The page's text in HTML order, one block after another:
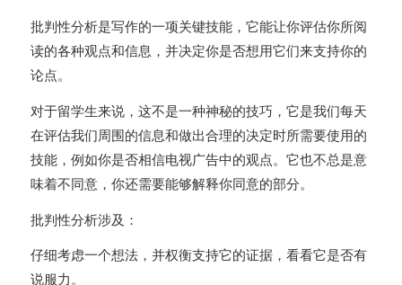
批判性分析是写作的一项关键技能，它能让你评估你所阅
读的各种观点和信息，并决定你是否想用它们来支持你的
论点。
对于留学生来说，这不是一种神秘的技巧，它是我们每天
在评估我们周围的信息和做出合理的决定时所需要使用的
技能，例如你是否相信电视广告中的观点。它也不总是意
味着不同意，你还需要能够解释你同意的部分。
批判性分析涉及：
仔细考虑一个想法，并权衡支持它的证据，看看它是否有
说服力。